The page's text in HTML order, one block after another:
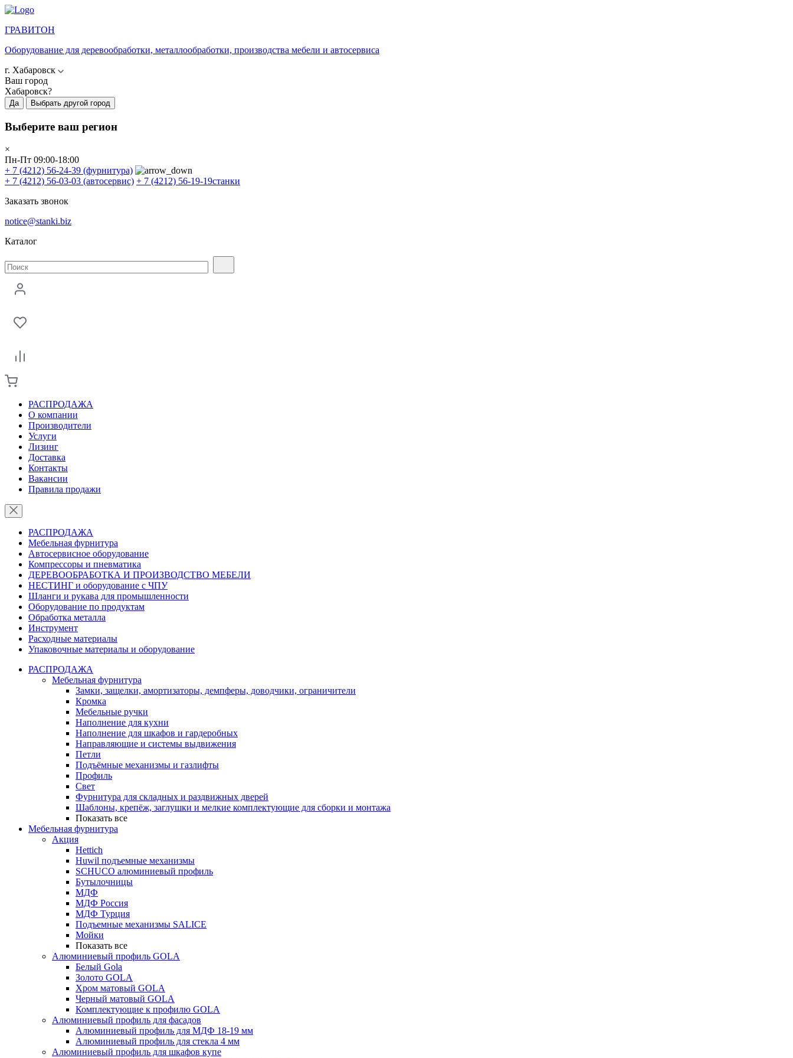
ГРАВИТОН
Оборудование для деревообработки, металлообработки, производства мебели и автосервиса
г. Хабаровск
Ваш город
Хабаровск?
Да Выбрать другой город
Выберите ваш регион
×
Пн-Пт 09:00-18:00
+ 7 (4212) 56-24-39 (фурнитура)
+ 7 (4212) 56-03-03 (автосервис) + 7 (4212) 56-19-19станки
Заказать звонок
notice@stanki.biz
Каталог
РАСПРОДАЖА
О компании
Производители
Услуги
Лизинг
Доставка
Контакты
Вакансии
Правила продажи
РАСПРОДАЖА
Мебельная фурнитура
Автосервисное оборудование
Компрессоры и пневматика
ДЕРЕВООБРАБОТКА И ПРОИЗВОДСТВО МЕБЕЛИ
НЕСТИНГ и оборудование с ЧПУ
Шланги и рукава для промышленности
Оборудование по продуктам
Обработка металла
Инструмент
Расходные материалы
Упаковочные материалы и оборудование
РАСПРОДАЖА
Мебельная фурнитура
Замки, защелки, амортизаторы, демпферы, доводчики, ограничители
Кромка
Мебельные ручки
Наполнение для кухни
Наполнение для шкафов и гардеробных
Направляющие и системы выдвижения
Петли
Подъёмные механизмы и газлифты
Профиль
Свет
Фурнитура для складных и раздвижных дверей
Шаблоны, крепёж, заглушки и мелкие комплектующие для сборки и монтажа
Показать все
Мебельная фурнитура
Акция
Hettich
Huwil подъемные механизмы
SCHUCO алюминиевый профиль
Бутылочницы
МДФ
МДФ Россия
МДФ Турция
Подъемные механизмы SALICE
Мойки
Показать все
Алюминиевый профиль GOLA
Белый Gola
Золото GOLA
Хром матовый GOLA
Черный матовый GOLA
Комплектующие к профилю GOLA
Алюминиевый профиль для фасадов
Алюминиевый профиль для МДФ 18-19 мм
Алюминиевый профиль для стекла 4 мм
Алюминиевый профиль для шкафов купе